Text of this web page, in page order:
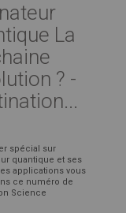
La
? -
spécial sur
quantique et ses
applications vous
ce numéro de
Science